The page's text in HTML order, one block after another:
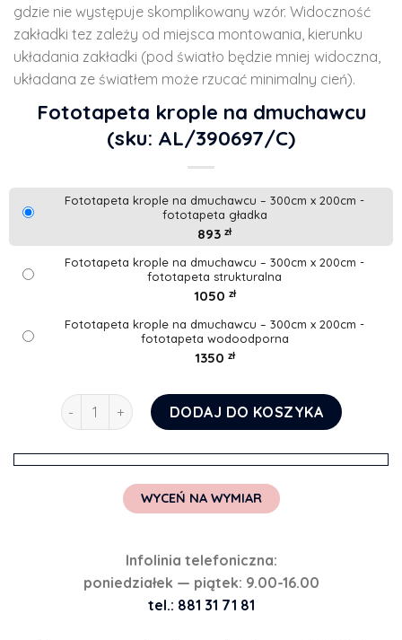
gdzie nie występuje skomplikowany wzór. Widoczność
zakładki tez zależy od miejsca montowania, kierunku
układania zakładki (pod światło będzie mniej widoczna,
układana ze światłem może rzucać minimalny cień).
Fototapeta krople na dmuchawcu
(sku: AL/390697/C)
Fototapeta krople na dmuchawcu – 300cm x 200cm -
fototapeta gładka
893 zł
Fototapeta krople na dmuchawcu – 300cm x 200cm -
fototapeta strukturalna
1050 zł
Fototapeta krople na dmuchawcu – 300cm x 200cm -
fototapeta wodoodporna
1350 zł
ilość Fototapeta krople na dmuchawcu
DODAJ DO KOSZYKA
WYCEŃ NA WYMIAR
Infolinia telefoniczna:
poniedziałek — piątek: 9.00-16.00
tel.: 881 31 71 81